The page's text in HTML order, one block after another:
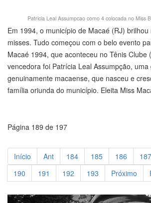
Patricia Leal Assumpcao como 4 colocada no Miss
Em 1994, o município de Macaé (RJ)
misses. Tudo começou com o belo evento
Macaé 1994, que aconteceu no Tênis Clube
vencedora foi Patrícia Leal Assumpção, uma
genuinamente macaense, que nasceu e
família oriunda do município. Eleita Miss
Página 189 de 197
Início Ant 184 185 186 187
190
191 192 193 Próximo